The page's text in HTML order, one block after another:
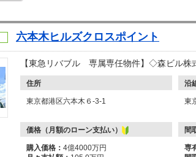
六本木ヒルズクロスポイント
【東急リバブル 専属専任物件】◇森ビル株
住所 沿
東京都港区六本木６-3-1 東
価格（月額のローン支払い） 間
購入価格： 4億4000万円
専